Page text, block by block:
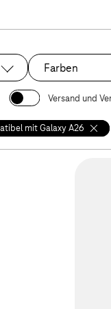
Farben
Versand und
mit Galaxy A26